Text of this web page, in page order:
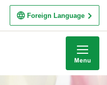
Foreign Language